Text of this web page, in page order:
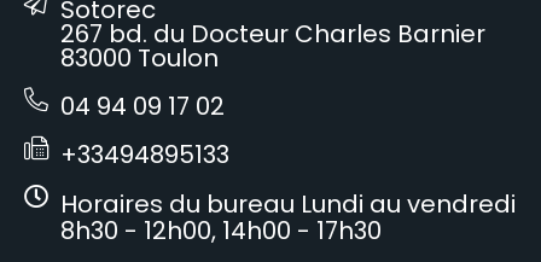
Sotorec
267 bd. du Docteur Charles Barnier
83000 Toulon
04 94 09 17 02
+33494895133
Horaires du bureau Lundi au vendredi
8h30 - 12h00, 14h00 - 17h30